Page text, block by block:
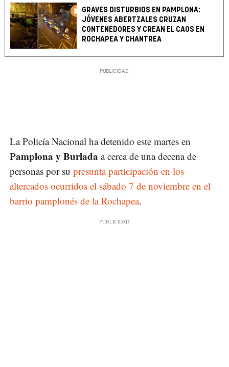
GRAVES DISTURBIOS EN PAMPLONA:
JÓVENES ABERTZALES CRUZAN
CONTENEDORES Y CREAN EL CAOS EN
ROCHAPEA Y CHANTREA
La Policía Nacional ha detenido este martes en
Pamplona y Burlada a cerca de una decena de
personas por su presunta participación en los
altercados ocurridos el sábado 7 de noviembre en el
barrio pamplonés de la Rochapea.